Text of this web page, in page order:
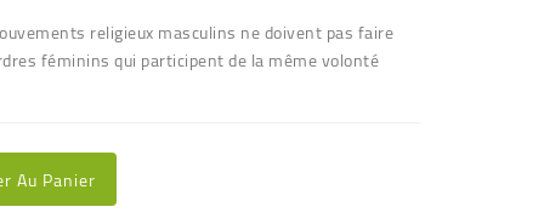
religieux masculins ne doivent pas faire
féminins qui participent de la même volonté
Au Panier